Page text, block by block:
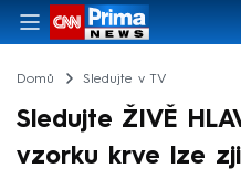
Domů Sledujte v TV
Sledujte ŽIVĚ
vzorku krve lze